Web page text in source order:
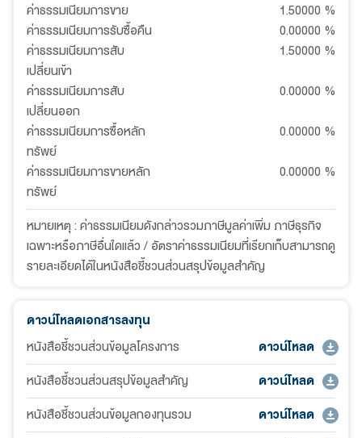
ค่าธรรมเนียมการขาย
1.50000 %
ค่าธรรมเนียมการรับซื้อคืน
0.00000 %
ค่าธรรมเนียมการสับ
เปลี่ยนเข้า
1.50000 %
ค่าธรรมเนียมการสับ
เปลี่ยนออก
0.00000 %
ค่าธรรมเนียมการซื้อหลัก
ทรัพย์
0.00000 %
ค่าธรรมเนียมการขายหลัก
ทรัพย์
0.00000 %
หมายเหตุ : ค่าธรรมเนียมดังกล่าวรวมภาษีมูลค่าเพิ่ม ภาษีธุรกิจ
เฉพาะหรือภาษีอื่นใดแล้ว / อัตราค่าธรรมเนียมที่เรียกเก็บสามารถดู
รายละเอียดได้ในหนังสือชี้ชวนส่วนสรุปข้อมูลสำคัญ
ดาวน์โหลดเอกสารลงทุน
หนังสือชี้ชวนส่วนข้อมูลโครงการ
ดาวน์โหลด
หนังสือชี้ชวนส่วนสรุปข้อมูลสำคัญ
ดาวน์โหลด
หนังสือชี้ชวนส่วนข้อมูลกองทุนรวม
ดาวน์โหลด